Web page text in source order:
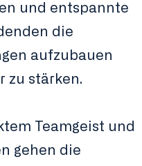
und entspannte
die
aufzubauen
zu stärken.
Teamgeist und
gehen die